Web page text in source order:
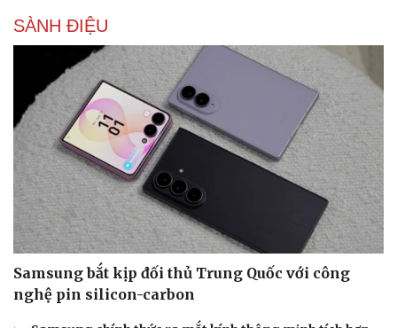
SÀNH ĐIỆU
Samsung bắt kịp đối thủ Trung Quốc với công
nghệ pin silicon-carbon